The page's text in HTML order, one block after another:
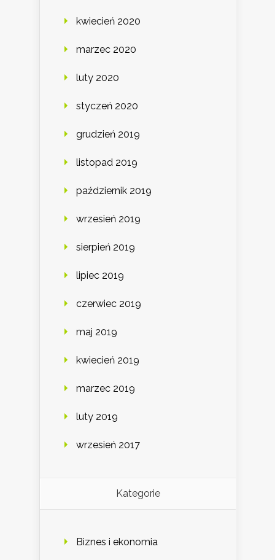
kwiecień 2020
marzec 2020
luty 2020
styczeń 2020
grudzień 2019
listopad 2019
październik 2019
wrzesień 2019
sierpień 2019
lipiec 2019
czerwiec 2019
maj 2019
kwiecień 2019
marzec 2019
luty 2019
wrzesień 2017
Kategorie
Biznes i ekonomia